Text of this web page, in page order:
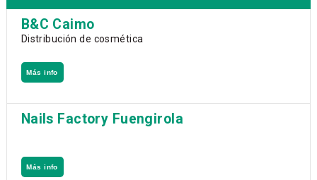
B&C Caimo
Distribución de cosmética
Más info
Nails Factory Fuengirola
Más info